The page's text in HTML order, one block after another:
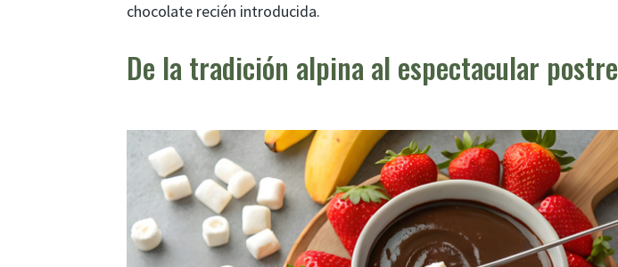
chocolate recién introducida.
De la tradición alpina al espectacular postre